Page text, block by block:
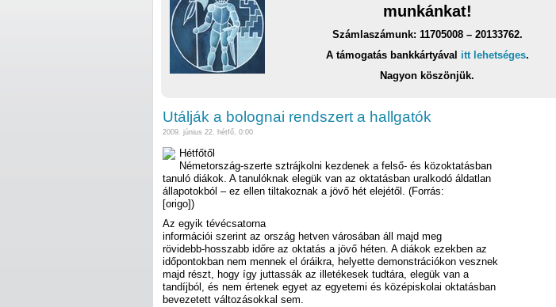
munkánkat!
Számlaszámunk: 11705008 – 20133762.
A támogatás bankkártyával itt lehetséges.
Nagyon köszönjük.
Utálják a bolognai rendszert a hallgatók
2009. június 22. hétfő, 0:00
Hétfőtől
Németország-szerte sztrájkolni kezdenek a felső- és közoktatásban
tanuló diákok. A tanulóknak elegük van az oktatásban uralkodó áldatlan
állapotokból – ez ellen tiltakoznak a jövő hét elejétől. (Forrás:
[origo])
Az egyik tévécsatorna
információi szerint az ország hetven városában áll majd meg
rövidebb-hosszabb időre az oktatás a jövő héten. A diákok ezekben az
időpontokban nem mennek el óráikra, helyette demonstrációkon vesznek
majd részt, hogy így juttassák az illetékesek tudtára, elegük van a
tandíjból, és nem értenek egyet az egyetemi és középiskolai oktatásban
bevezetett változásokkal sem.